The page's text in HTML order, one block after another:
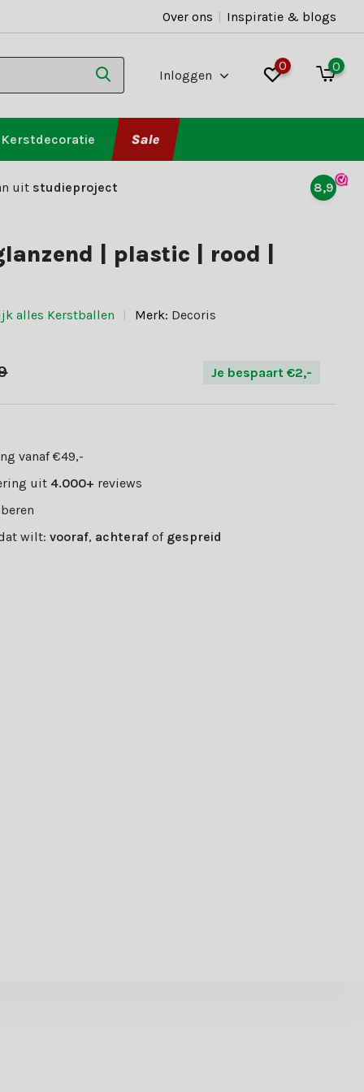
Over ons | Inspiratie & blogs
Inloggen
0 0
Kerstdecoratie Sale
uit studieproject 8,9
| plastic | rood |
alles Kerstballen Merk: Decoris
Je bespaart €2,-
vanaf €49,-
uit 4.000+ reviews
wilt:vooraf, achteraf of gespreid